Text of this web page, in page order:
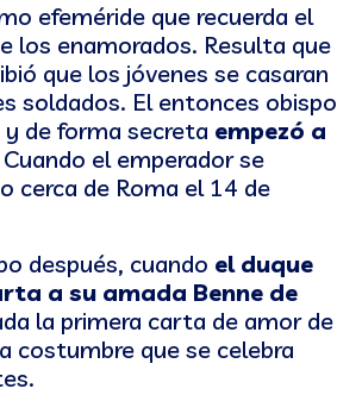
efeméride que recuerda el
los enamorados. Resulta que
que los jóvenes se casaran
soldados. El entonces obispo
de forma secreta empezó a
Cuando el emperador se
cerca de Roma el 14 de
después, cuando el duque
a su amada Benne de
la primera carta de amor de
costumbre que se celebra